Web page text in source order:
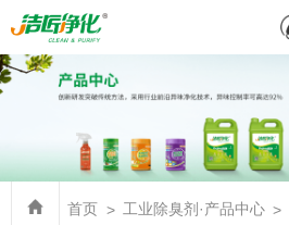
首页 工业除臭剂·产品中心